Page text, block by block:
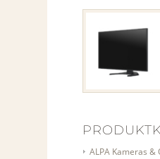
ALPA Kameras &